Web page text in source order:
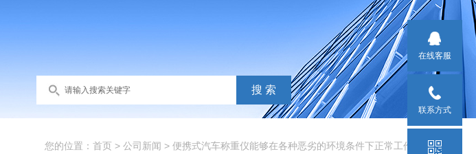
您的位置： 首页 > 公司新闻 > 便携式汽车称重仪能够在各种恶劣的环境条件下正常工作
在线客服
联系方式